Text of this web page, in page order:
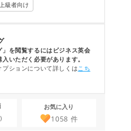
級者向け
」を閲覧するにはビジネス英会
いただく必要があります。
ションについて詳しくはこち
お気に入り
1058 件